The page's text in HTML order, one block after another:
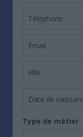
Type de métier